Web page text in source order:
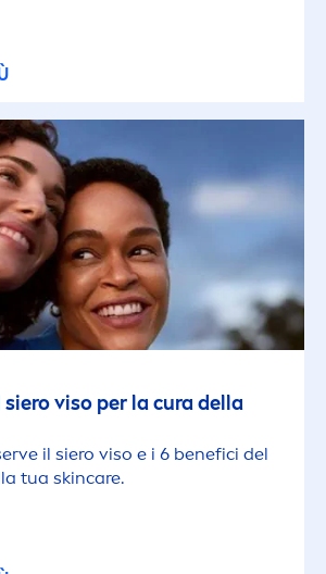
viso per la cura della
il siero viso e i 6 benefici del
tua skincare.